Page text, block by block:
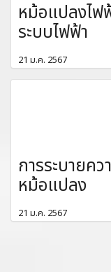
หม้อแปลงไฟ
ระบบไฟฟ้า
21 ม.ค. 2567
การระบายค
หม้อแปลง
21 ม.ค. 2567